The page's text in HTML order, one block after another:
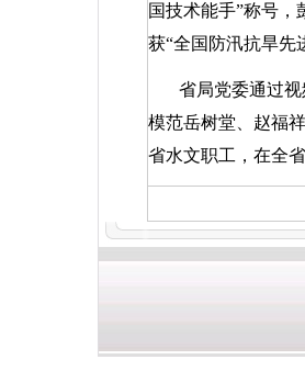
国技术能手”称号，
获“全国防汛抗旱先
省局党委通过
模范岳树堂、赵福
省水文职工，在全